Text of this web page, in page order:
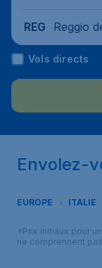
REG
Reggio
e
Vols directs
Envolez-
EUROPE ITALIE
*Prix initiaux pour
ne comprennent